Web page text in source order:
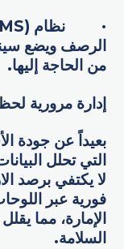
الرصف ويضع
من الحاجة إليها.
إدارة مرورية
التي تحلل
لا يكتفي برصد
فورية عبر
الإمارة، مما
السلامة.